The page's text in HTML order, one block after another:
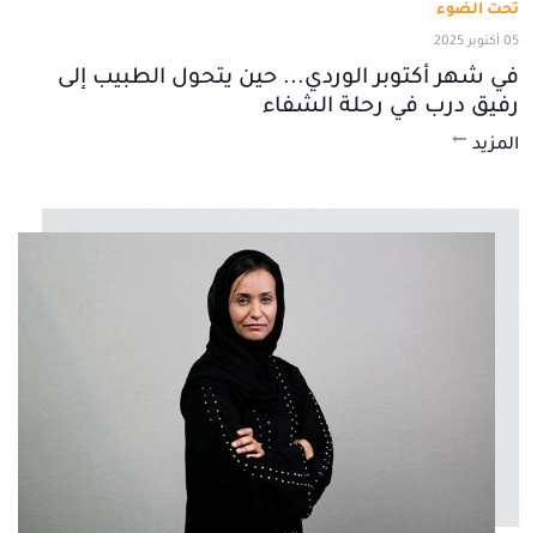
تحت الضوء
05 أكتوبر 2025
في شهر أكتوبر الوردي... حين يتحول الطبيب إلى
رفيق درب في رحلة الشفاء
المزيد